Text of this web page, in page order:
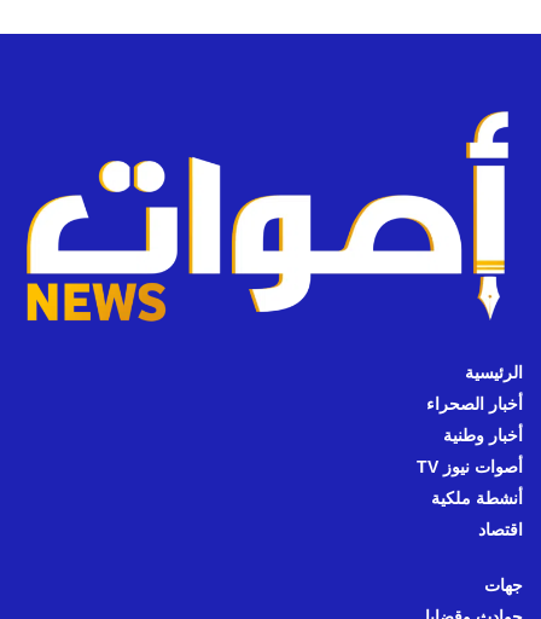
الرئيسية
أخبار الصحراء
أخبار وطنية
أصوات نيوز TV
أنشطة ملكية
اقتصاد
جهات